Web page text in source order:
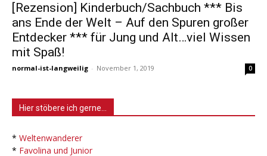
[Rezension] Kinderbuch/Sachbuch *** Bis
ans Ende der Welt – Auf den Spuren großer
Entdecker *** für Jung und Alt…viel Wissen
mit Spaß!
normal-ist-langweilig - November 1, 2019 0
Hier stöbere ich gerne…
* Weltenwanderer
* Favolina und Junior